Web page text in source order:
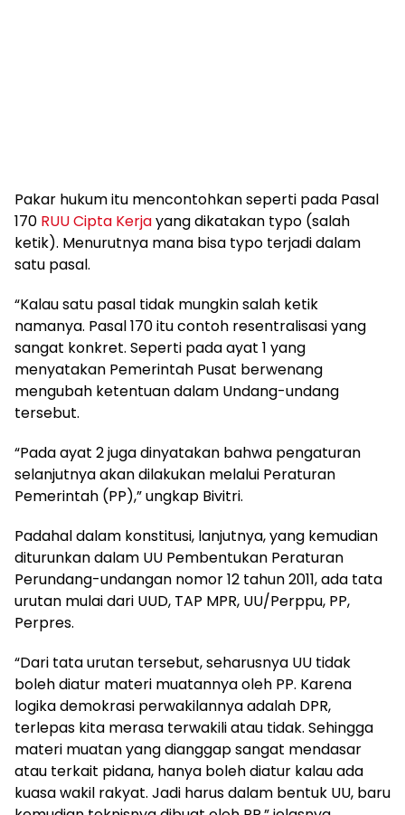
Pakar hukum itu mencontohkan seperti pada Pasal
170 RUU Cipta Kerjayang dikatakan typo (salah
ketik). Menurutnya mana bisa typo terjadi dalam
satu pasal.
“Kalau satu pasal tidak mungkin salah ketik
namanya. Pasal 170 itu contoh resentralisasi yang
sangat konkret. Seperti pada ayat 1 yang
menyatakan Pemerintah Pusat berwenang
mengubah ketentuan dalam Undang-undang
tersebut.
“Pada ayat 2 juga dinyatakan bahwa pengaturan
selanjutnya akan dilakukan melalui Peraturan
Pemerintah (PP),” ungkap Bivitri.
Padahal dalam konstitusi, lanjutnya, yang kemudian
diturunkan dalam UU Pembentukan Peraturan
Perundang-undangan nomor 12 tahun 2011, ada tata
urutan mulai dari UUD, TAP MPR, UU/Perppu, PP,
Perpres.
“Dari tata urutan tersebut, seharusnya UU tidak
boleh diatur materi muatannya oleh PP. Karena
logika demokrasi perwakilannya adalah DPR,
terlepas kita merasa terwakili atau tidak. Sehingga
materi muatan yang dianggap sangat mendasar
atau terkait pidana, hanya boleh diatur kalau ada
kuasa wakil rakyat. Jadi harus dalam bentuk UU, baru